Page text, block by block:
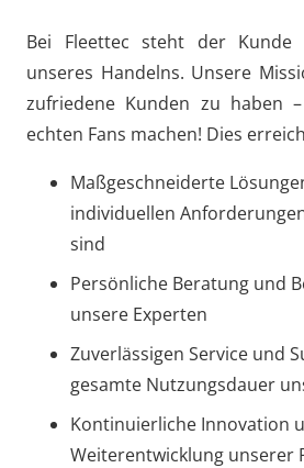
Bei Fleettec steht der
unseres Handelns. Unsere
zufriedene Kunden zu haben
echten Fans machen! Dies
Maßgeschneiderte
individuellen
sind
Persönliche Beratung und
unsere Experten
Zuverlässigen Service und
gesamte Nutzungsdauer
Kontinuierliche Innovation
Weiterentwicklung unserer